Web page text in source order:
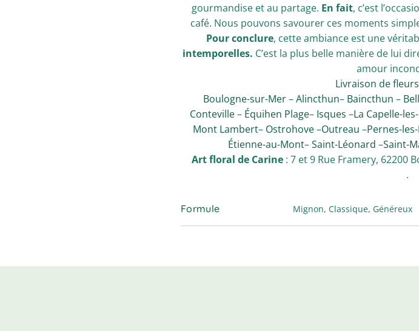
gourmandise et au partage. En fait, c’est
café. Nous pouvons savourer ces moments
Pour conclure, cette ambiance est une
intemporelles. C’est la plus belle manière de lui
amour
Livraison de fleurs
Boulogne-sur-Mer–Alincthun– Baincthun –
Conteville– Équihen Plage– Isques –La Capelle-
Mont Lambert– Ostrohove–Outreau –Pernes-
Étienne-au-Mont–Saint-Léonard –Saint-
Art floral de Carine : 7 et 9 Rue Framery, 62200
.
Formule Mignon, Classique, Généreux